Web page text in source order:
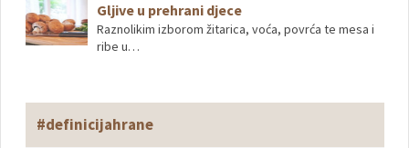
Gljive u prehrani djece
Raznolikim izborom žitarica, voća, povrća te mesa i
ribe u…
#definicijahrane